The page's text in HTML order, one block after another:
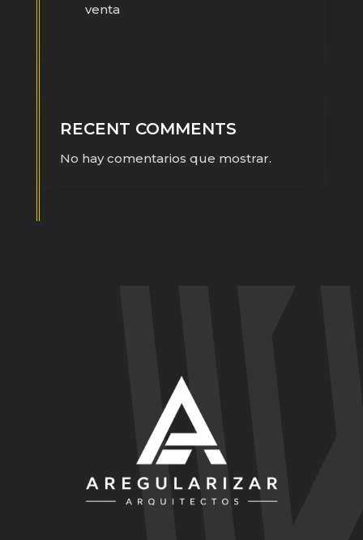
venta
RECENT COMMENTS
No hay comentarios que mostrar.